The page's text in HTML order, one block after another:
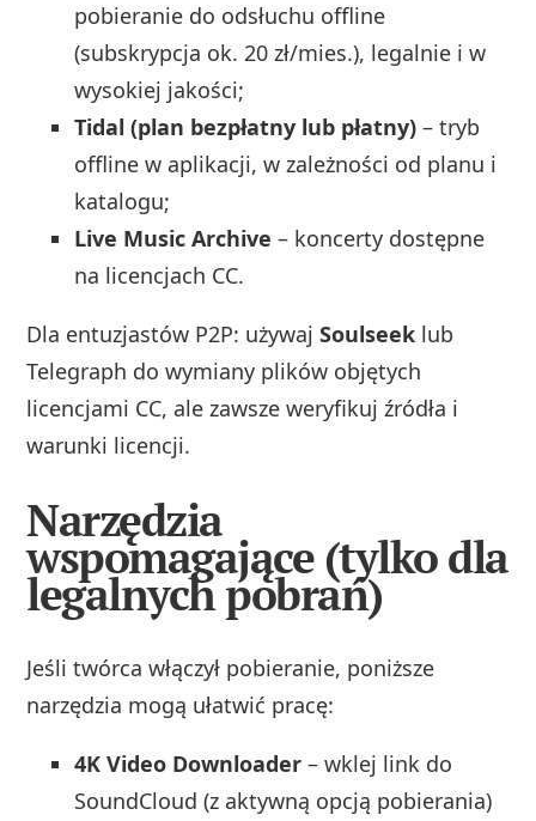
pobieranie do odsłuchu offline
(subskrypcja ok. 20 zł/mies.), legalnie i w
wysokiej jakości;
Tidal (plan bezpłatny lub płatny) – tryb
offline w aplikacji, w zależności od planu i
katalogu;
Live Music Archive – koncerty dostępne
na licencjach CC.
Dla entuzjastów P2P: używajSoulseek lub
Telegraph do wymiany plików objętych
licencjami CC, ale zawsze weryfikuj źródła i
warunki licencji.
Narzędzia
wspomagające (tylko dla
legalnych pobrań)
Jeśli twórca włączył pobieranie, poniższe
narzędzia mogą ułatwić pracę:
4K Video Downloader – wklej link do
SoundCloud (z aktywną opcją pobierania)